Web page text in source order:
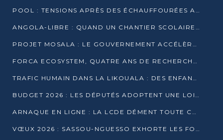
POOL : TENSIONS APRÈS DES ÉCHAUFFOURÉES ARMÉES ENTRE DGSP ET EX-MILICIENS NINJA
ANGOLA-LIBRE : QUAND UN CHANTIER SCOLAIRE DEVIENT LE MIROIR D’UN CONGO EN MOUVEMENT
PROJET MOSALA : LE GOUVERNEMENT ACCÉLÈRE L’INSERTION DES JEUNES EN 2026
FORCA ECOSYSTEM, QUATRE ANS DE RECHERCHE DE TERRAIN AVANT UN LANCEMENT OFFICIEL EN 2026
TRAFIC HUMAIN DANS LA LIKOUALA : DES ENFANTS AUTOCHTONES RÉDUITS AU TRAVAIL FORCÉ
BUDGET 2026 : LES DÉPUTÉS ADOPTENT UNE LOI DES FINANCES DE PLUS DE 2500 MILLIARDS FCFA
ARNAQUE EN LIGNE : LA LCDE DÉMENT TOUTE CAMPAGNE DE RECRUTEMENT
VŒUX 2026 : SASSOU-NGUESSO EXHORTE LES FORCES VIVES À RENFORCER L’UNITÉ